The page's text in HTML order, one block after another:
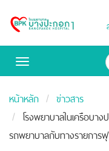
Bangpakok
Toggle
หน้าหลัก
ข่าวสาร
โรงพยาบาลในเครือบา
รถพยาบาลกับทางรายกา